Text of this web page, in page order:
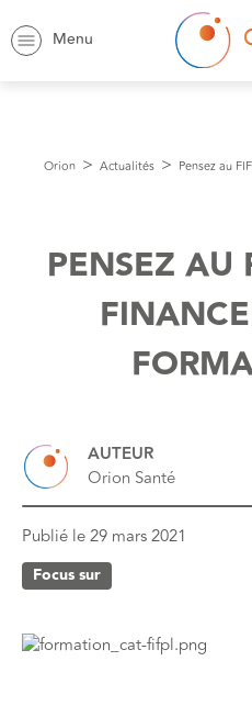
Menu
Orion Actualités Pensez au
PENSEZ AU
AUTEUR
Orion Santé
Publié le29 mars 2021
Focus sur